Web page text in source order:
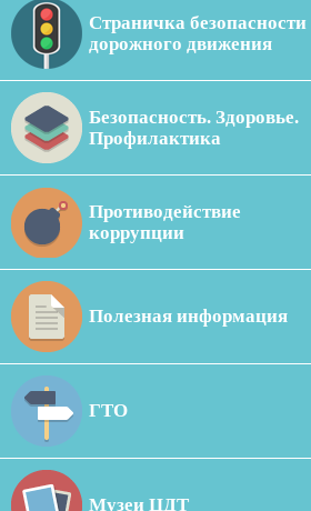
Страничка безопасности
дорожного движения
Безопасность. Здоровье.
Профилактика
Противодействие
коррупции
Полезная информация
ГТО
Музеи ЦДТ